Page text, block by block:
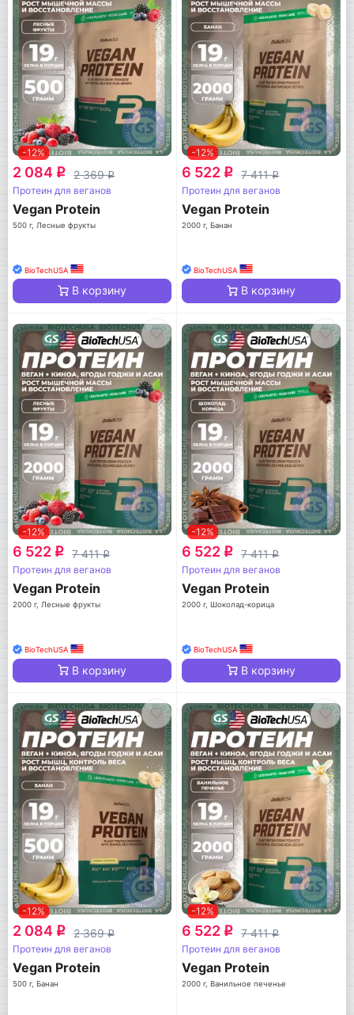
-12%
2 084 q 2 369q
Протеин для веганов
Vegan Protein
500 г, Лесные фрукты
BioTechUSA
В корзину
-12%
6 522 q 7 411q
Протеин для веганов
Vegan Protein
2000 г, Банан
BioTechUSA
В корзину
-12%
6 522 q 7 411q
Протеин для веганов
Vegan Protein
2000 г, Лесные фрукты
BioTechUSA
В корзину
-12%
6 522 q 7 411q
Протеин для веганов
Vegan Protein
2000 г, Шоколад-корица
BioTechUSA
В корзину
-12%
2 084 q 2 369q
Протеин для веганов
Vegan Protein
500 г, Банан
-12%
6 522 q 7 411q
Протеин для веганов
Vegan Protein
2000 г, Ванильное печенье